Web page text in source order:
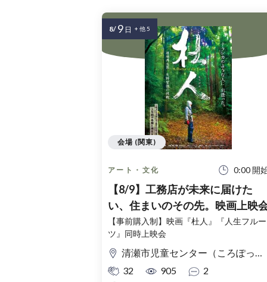
アート・文化 0:00 開
【8/9】工務店が未来に届けた
い、住まいのその先。映画上映
【事前購入制】映画『杜人』『人生フルー
ツ』同時上映会
清瀬市児童センター（ころぽっくる）東京都清瀬市中清戸3-235-5
32
905 2
会場 (関東)
8/ 9 日 + 他 5